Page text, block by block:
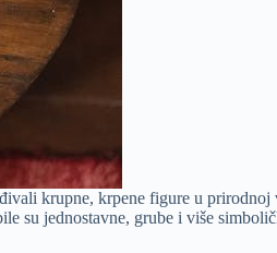
krupne, krpene figure u
su jednostavne, grube i više